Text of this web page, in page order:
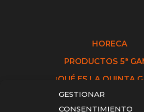
GESTIONAR
CONSENTIMIENTO
HORECA
PRODUCTOS 5ª
¿QUÉ ES LA QUINTA